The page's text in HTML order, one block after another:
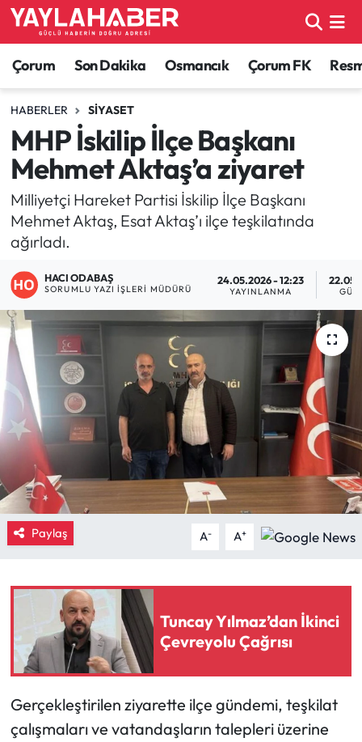
Çorum Son Dakika Osmancık Çorum FK
HABERLER SIYASET
MHP İskilip İlçe Başkanı
Mehmet Aktaş’a ziyaret
Milliyetçi Hareket Partisi İskilip İlçe Başkanı
Mehmet Aktaş, Esat Aktaş’ı ilçe teşkilatında
ağırladı.
HACI ODABAŞ
SORUMLU YAZI İŞLERI MÜDÜRÜ
24.05.2026 - 12:23
YAYINLANMA
Paylaş A- A+
Tuncay Yılmaz’dan İkinci
Çevreyolu Çağrısı
Gerçekleştirilen ziyarette ilçe gündemi, teşkilat
çalışmaları ve vatandaşların talepleri üzerine
Alaca Haberleri
Bayat Haberleri
Bilgi - Keşfet Haberleri
Bilim ve Teknoloji
Boğazkale Haberleri
Çorum Son Dakika Haberleri
Dodurga Haberleri
Eğitim
Ekonomi
Güncel
İskilip Haberleri
Kimdir?
Kültür Sanat
Laçin Haberleri
Magazin
Çorum Nöbetçi Eczaneler
Çorum Hava Durumu
Çorum Namaz Vakitleri
Çorum Trafik Yoğunluk Haritası
TFF 1.Lig Puan Durumu ve Fikstür
Son Dakika Haberleri
Haber Arşivi